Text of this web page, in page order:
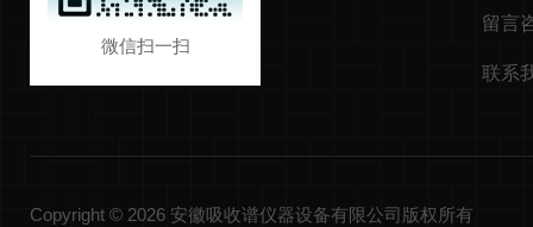
微信扫一扫
留言
联系
Copyright © 2026 安徽吸收谱仪器设备有限公司版权所有